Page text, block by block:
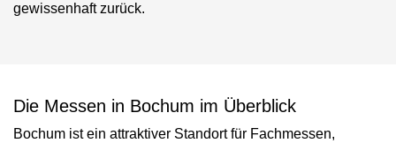
gewissenhaft zurück.
Die Messen in Bochum im Überblick
Bochum ist ein attraktiver Standort für Fachmessen,